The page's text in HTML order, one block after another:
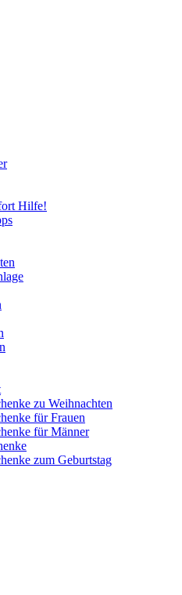
Hilfe!
zu Weihnachten
für Frauen
für Männer
zum Geburtstag